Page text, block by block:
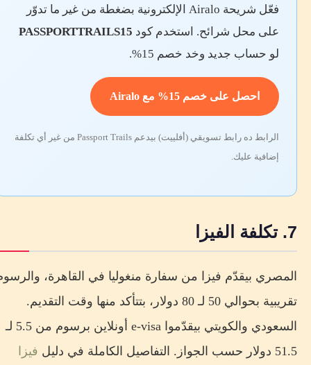
فعّل شريحة Airalo الإلكترونية بضغطة من غير ما تدوّر
على محل شرائح. استخدم كود PASSPORTTRAILS15
لو حساب جديد وخد خصم 15%.
احصل على خصم 15% مع Airalo
الرابط ده رابط تسويقي (أفلييت) بيدعم Passport Trails من غير أي تكلفة
إضافية عليك.
7. تكلفة الفيزا
المصري بيقدّم فيزا من سفارة منغوليا في القاهرة،
تقريبية بحوالي 50 لـ 80 دولار، بتتأكد منها وقت التقديم.
السعودي والكويتي بيقدّموا e-visa أونلاين برسوم من 5.5 لـ
51.5 دولار حسب الجواز. التفاصيل الكاملة في دليل
فيزا